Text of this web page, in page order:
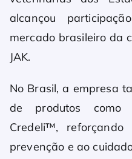
alcançou
mercado brasileiro da
JAK.
No Brasil, a empresa
de produtos
Credeli™,
prevenção e ao